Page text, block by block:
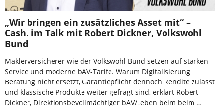
„Wir bringen ein zusätzliches Asset mit“ –
Cash. im Talk mit Robert Dickner, Volkswohl
Bund
Maklerversicherer wie der Volkswohl Bund setzen auf starken
Service und moderne bAV-Tarife. Warum Digitalisierung
Beratung nicht ersetzt, Garantiepflicht dennoch Rendite zulässt
und klassische Produkte weiter gefragt sind, erklärt Robert
Dickner, Direktionsbevollmächtiger bAV/Leben beim beim …